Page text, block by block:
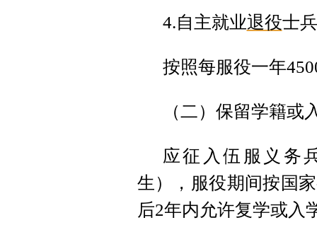
4.自主就业退役士兵
按照每服役一年
（二）保留学籍或
应征入伍服义务
生），服役期间按国
后2年内允许复学或入